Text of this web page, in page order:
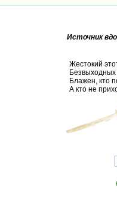
Источник
Жестокий
Блажен, кто
А кто не